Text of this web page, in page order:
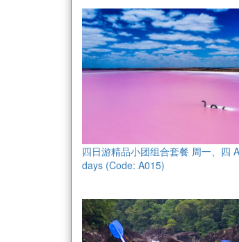
四日游精品小团组合套餐 周一、四
days (Code: A015)